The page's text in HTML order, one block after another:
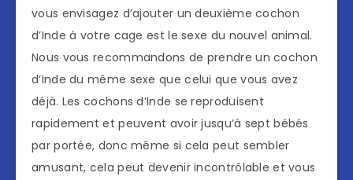
vous envisagez d’ajouter un deuxième cochon
d’Inde à votre cage est le sexe du nouvel animal.
Nous vous recommandons de prendre un cochon
d’Inde du même sexe que celui que vous avez
déjà. Les cochons d’Inde se reproduisent
rapidement et peuvent avoir jusqu’à sept bébés
par portée, donc même si cela peut sembler
amusant, cela peut devenir incontrôlable et vous